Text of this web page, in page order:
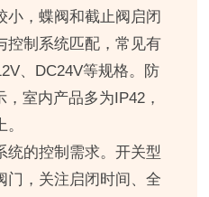
小，蝶阀和截止阀启闭
控制系统匹配，常见有
、DC24V等规格。防
室内产品多为IP42，
统的控制需求。开关型
门，关注启闭时间、全